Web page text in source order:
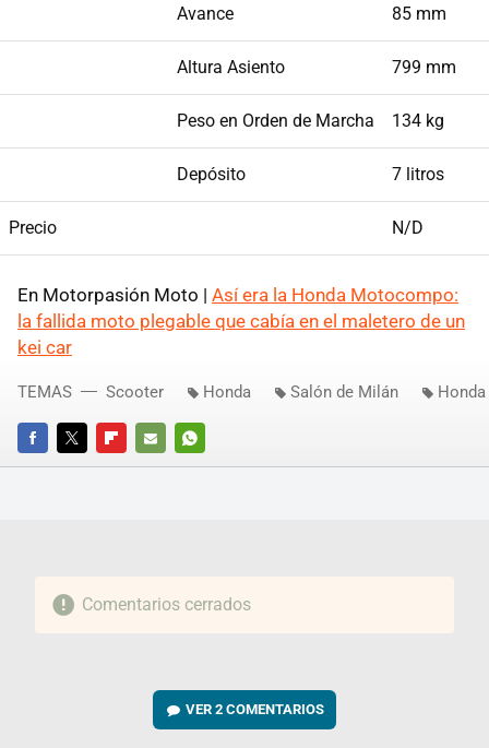
Avance 85 mm
Altura Asiento 799 mm
Peso en Orden de Marcha 134 kg
Depósito 7 litros
Precio N/D
En Motorpasión Moto | Así era la Honda Motocompo:
la fallida moto plegable que cabía en el maletero de un
kei car
FACEBOOKTWITTERFLIPBOARD
E-
WHATSAPP
TEMAS Scooter Honda Salón de Milán
Comentarios cerrados
VER2 COMENTARIOS